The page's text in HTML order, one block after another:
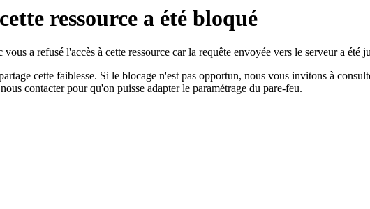
ressource a été bloqué
a refusé l'accès à cette ressource car la requête envoyée vers le serveur a été
cette faiblesse. Si le blocage n'est pas opportun, nous vous invitons à
contacter pour qu'on puisse adapter le paramétrage du pare-feu.